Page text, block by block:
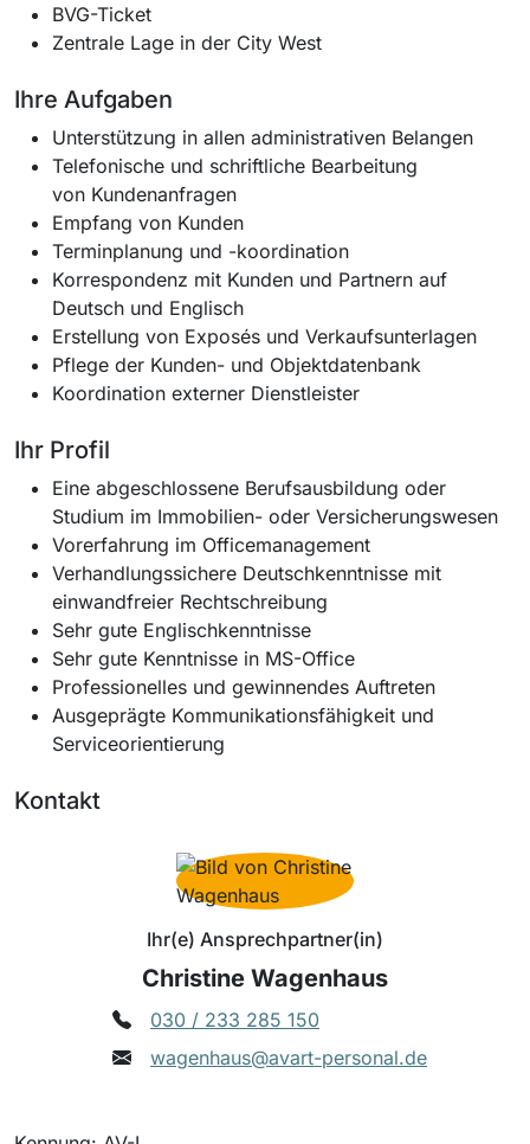
BVG-Ticket
Zentrale Lage in der City West
Ihre Aufgaben
​​Unterstützung in allen administrativen Belangen
Telefonische und schriftliche Bearbeitung
von Kundenanfragen
Empfang von Kunden
Terminplanung und -koordination
Korrespondenz mit Kunden und Partnern auf
Deutsch und Englisch
Erstellung von Exposés und Verkaufsunterlagen
Pflege der Kunden- und Objektdatenbank
Koordination externer Dienstleister
Ihr Profil
Eine abgeschlossene Berufsausbildung oder
Studium im Immobilien- oder Versicherungswesen
Vorerfahrung im Officemanagement
Verhandlungssichere Deutschkenntnisse mit
einwandfreier Rechtschreibung
Sehr gute Englischkenntnisse
Sehr gute Kenntnisse in MS-Office
Professionelles und gewinnendes Auftreten
Ausgeprägte Kommunikationsfähigkeit und
Serviceorientierung
Kontakt
Ihr(e) Ansprechpartner(in)
Christine Wagenhaus
030 / 233 285 150
wagenhaus@avart-personal.de